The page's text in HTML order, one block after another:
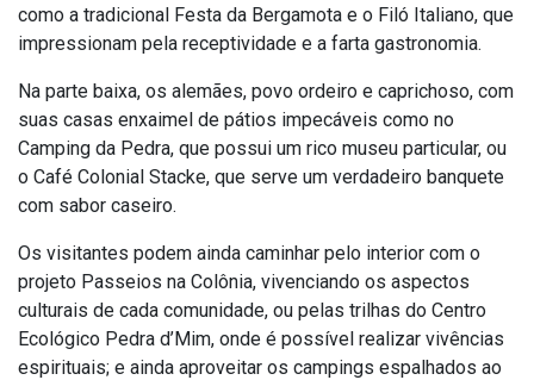
como a tradicional Festa da Bergamota e o Filó Italiano, que
impressionam pela receptividade e a farta gastronomia.
Na parte baixa, os alemães, povo ordeiro e caprichoso, com
suas casas enxaimel de pátios impecáveis como no
Camping da Pedra, que possui um rico museu particular, ou
o Café Colonial Stacke, que serve um verdadeiro banquete
com sabor caseiro.
Os visitantes podem ainda caminhar pelo interior com o
projeto Passeios na Colônia, vivenciando os aspectos
culturais de cada comunidade, ou pelas trilhas do Centro
Ecológico Pedra d’Mim, onde é possível realizar vivências
espirituais; e ainda aproveitar os campings espalhados ao